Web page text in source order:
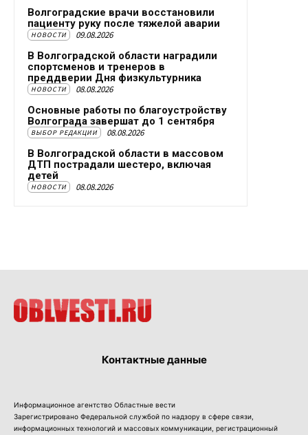
Волгоградские врачи восстановили
пациенту руку после тяжелой аварии
НОВОСТИ 09.08.2026
В Волгоградской области наградили
спортсменов и тренеров в
преддверии Дня физкультурника
НОВОСТИ 08.08.2026
Основные работы по благоустройству
Волгограда завершат до 1 сентября
ВЫБОР РЕДАКЦИИ 08.08.2026
В Волгоградской области в массовом
ДТП пострадали шестеро, включая
детей
НОВОСТИ 08.08.2026
Контактные данные
Информационное агентство Областные вести
Зарегистрировано Федеральной службой по надзору в сфере связи,
информационных технологий и массовых коммуникации, регистрационный